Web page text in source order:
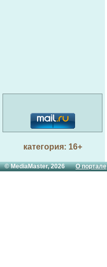
категория: 16+
© MediaMaster, 2026О портале